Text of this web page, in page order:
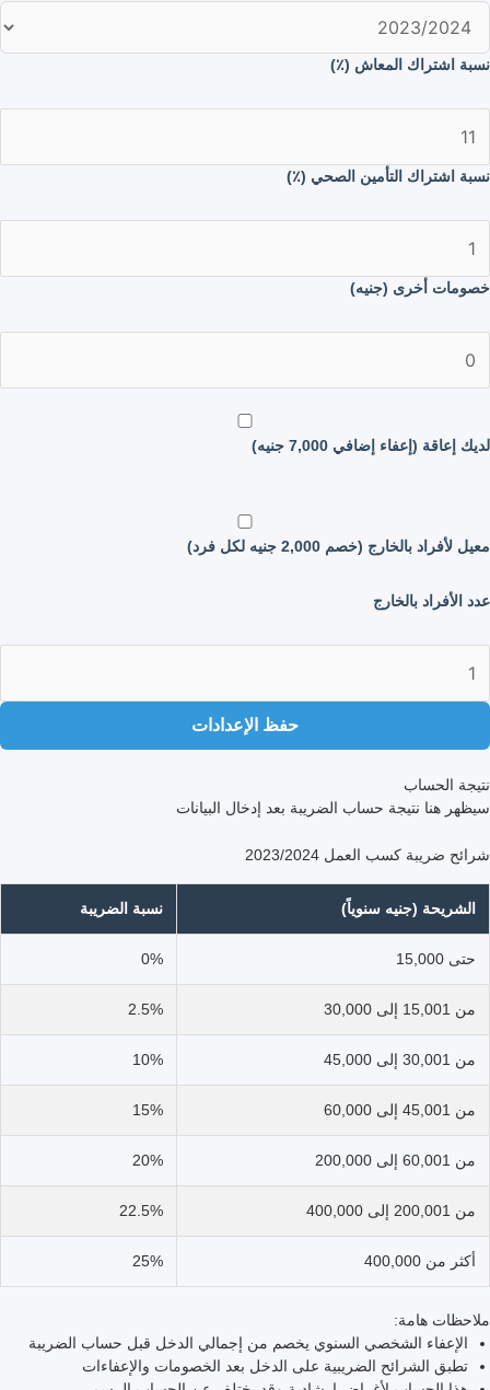
نسبة اشتراك المعاش (٪)
نسبة اشتراك التأمين الصحي (٪)
خصومات أخرى (جنيه)
لديك إعاقة (إعفاء إضافي 7,000 جنيه)
معيل لأفراد بالخارج (خصم 2,000 جنيه لكل فرد)
عدد الأفراد بالخارج
حفظ الإعدادات
نتيجة الحساب
سيظهر هنا نتيجة حساب الضريبة بعد إدخال البيانات
شرائح ضريبة كسب العمل 2023/2024
الشريحة (جنيه سنوياً) نسبة الضريبة
حتى 15,000 0%
من 15,001 إلى 30,000 2.5%
من 30,001 إلى 45,000 10%
من 45,001 إلى 60,000 15%
من 60,001 إلى 200,000 20%
من 200,001 إلى 400,000 22.5%
أكثر من 400,000 25%
ملاحظات هامة:
الإعفاء الشخصي السنوي يخصم من إجمالي الدخل قبل حساب الضريبة
تطبق الشرائح الضريبية على الدخل بعد الخصومات والإعفاءات